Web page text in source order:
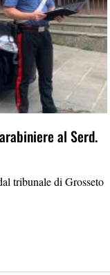
al Serd.
tribunale di Grosseto